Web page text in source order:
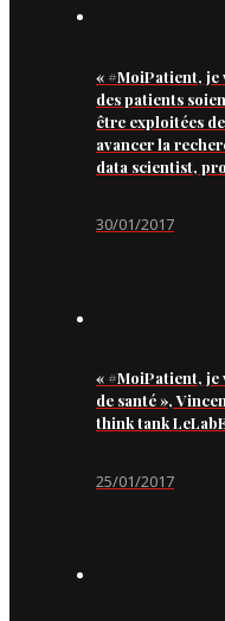
« #MoiPatient, je
des patients
être exploitées
avancer la
data scientist,
30/01/2017
« #MoiPatient, je
de santé »,
think tank
25/01/2017